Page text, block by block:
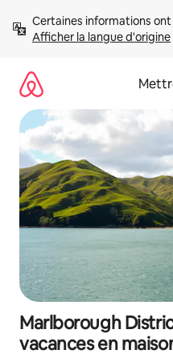
directement
Afficher la langue d'origine
Marlborough
vacances en